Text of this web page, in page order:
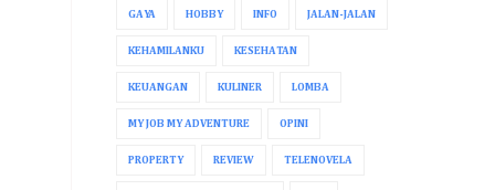
GAYA HOBBY INFO JALAN-JALAN
KEHAMILANKU KESEHATAN
KEUANGAN KULINER LOMBA
MY JOB MY ADVENTURE OPINI
PROPERTY REVIEW TELENOVELA